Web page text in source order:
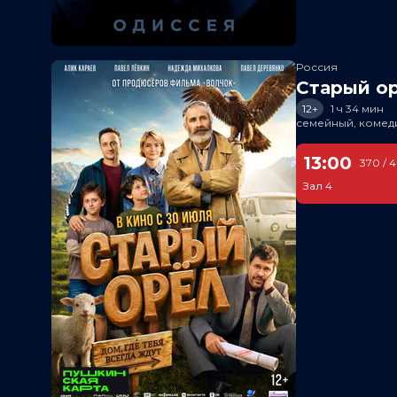
Россия
Старый
12+
1 ч 34 мин
семейный,
13:00
Зал 4
370 /